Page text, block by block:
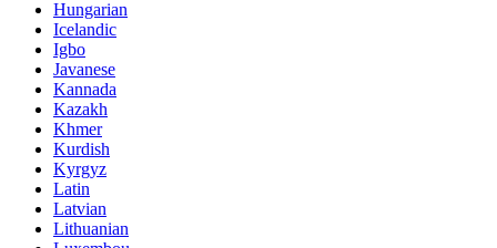
Hungarian
Icelandic
Igbo
Javanese
Kannada
Kazakh
Khmer
Kurdish
Kyrgyz
Latin
Latvian
Lithuanian